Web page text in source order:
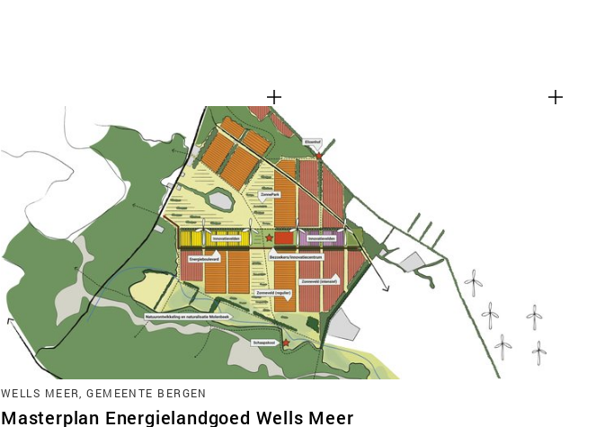
WELLS MEER, GEMEENTE BERGEN
Masterplan Energielandgoed Wells Meer